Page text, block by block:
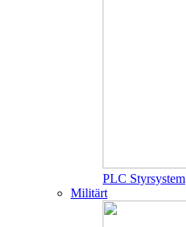
PLC Styrsystem
Militärt